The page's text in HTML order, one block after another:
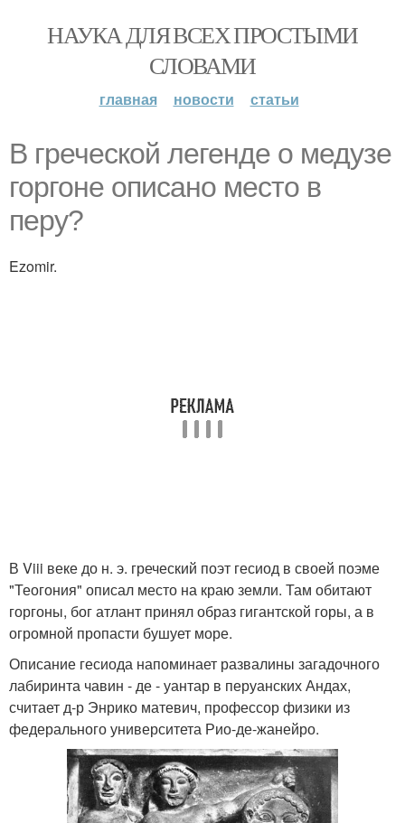
НАУКА ДЛЯ ВСЕХ ПРОСТЫМИ
СЛОВАМИ
главная новости статьи
В греческой легенде о медузе
горгоне описано место в
перу?
Ezomir.
В Viii веке до н. э. греческий поэт гесиод в своей поэме
"Теогония" описал место на краю земли. Там обитают
горгоны, бог атлант принял образ гигантской горы, а в
огромной пропасти бушует море.
Описание гесиода напоминает развалины загадочного
лабиринта чавин - де - уантар в перуанских Андах,
считает д-р Энрико матевич, профессор физики из
федерального университета Рио-де-жанейро.